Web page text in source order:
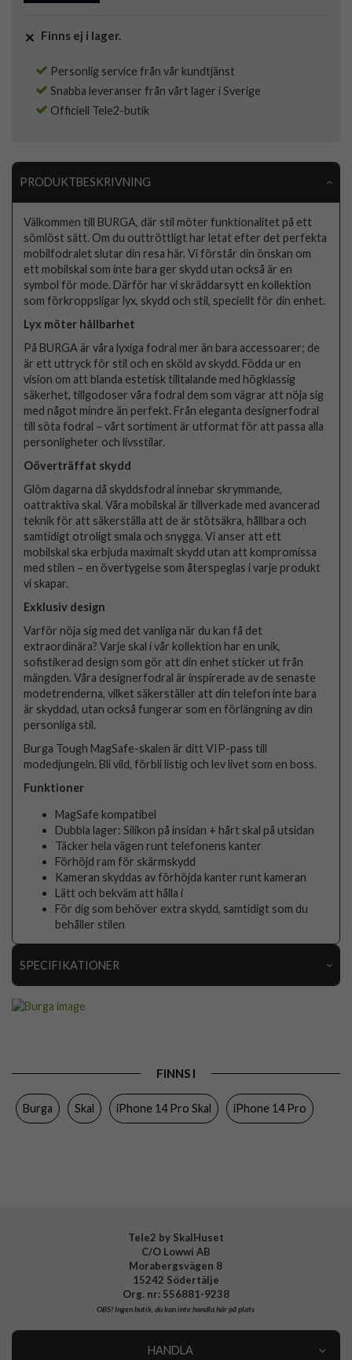
Finns ej i lager.
Personlig service från vår kundtjänst
Snabba leveranser från vårt lager i Sverige
Officiell Tele2-butik
PRODUKTBESKRIVNING
Välkommen till BURGA, där stil möter funktionalitet på ett
sömlöst sätt. Om du outtröttligt har letat efter det perfekta
mobilfodralet slutar din resa här. Vi förstår din önskan om
ett mobilskal som inte bara ger skydd utan också är en
symbol för mode. Därför har vi skräddarsytt en kollektion
som förkroppsligar lyx, skydd och stil, speciellt för din enhet.
Lyx möter hållbarhet
På BURGA är våra lyxiga fodral mer än bara accessoarer; de
är ett uttryck för stil och en sköld av skydd. Födda ur en
vision om att blanda estetisk tilltalande med högklassig
säkerhet, tillgodoser våra fodral dem som vägrar att nöja sig
med något mindre än perfekt. Från eleganta designerfodral
till söta fodral – vårt sortiment är utformat för att passa alla
personligheter och livsstilar.
Oöverträffat skydd
Glöm dagarna då skyddsfodral innebar skrymmande,
oattraktiva skal. Våra mobilskal är tillverkade med avancerad
teknik för att säkerställa att de är stötsäkra, hållbara och
samtidigt otroligt smala och snygga. Vi anser att ett
mobilskal ska erbjuda maximalt skydd utan att kompromissa
med stilen – en övertygelse som återspeglas i varje produkt
vi skapar.
Exklusiv design
Varför nöja sig med det vanliga när du kan få det
extraordinära? Varje skal i vår kollektion har en unik,
sofistikerad design som gör att din enhet sticker ut från
mängden. Våra designerfodral är inspirerade av de senaste
modetrenderna, vilket säkerställer att din telefon inte bara
är skyddad, utan också fungerar som en förlängning av din
personliga stil.
Burga Tough MagSafe-skalen är ditt VIP-pass till
modedjungeln. Bli vild, förbli listig och lev livet som en boss.
Funktioner
MagSafe kompatibel
Dubbla lager: Silikon på insidan + hårt skal på utsidan
Täcker hela vägen runt telefonens kanter
Förhöjd ram för skärmskydd
Kameran skyddas av förhöjda kanter runt kameran
Lätt och bekväm att hålla i
För dig som behöver extra skydd, samtidigt som du
behåller stilen
SPECIFIKATIONER
Material Hårdplast (PC), Mjukplast (TPU)
FINNS I
Burga Skal iPhone 14 Pro Skal iPhone 14 Pro
Tele2 by SkalHuset
C/O Lowwi AB
Morabergsvägen 8
15242 Södertälje
Org. nr: 556881-9238
OBS!Ingen butik, du kan inte handla här på plats
HANDLA